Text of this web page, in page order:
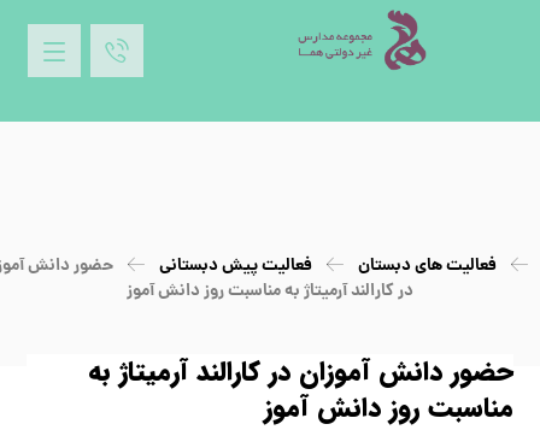
فعالیت های دبستان فعالیت پیش دبستانی
حضور دانش
در کارالند آرمیتاژ به مناسبت روز دانش آموز
حضور دانش آموزان در کارالند آرمیتاژ به
مناسبت روز دانش آموز